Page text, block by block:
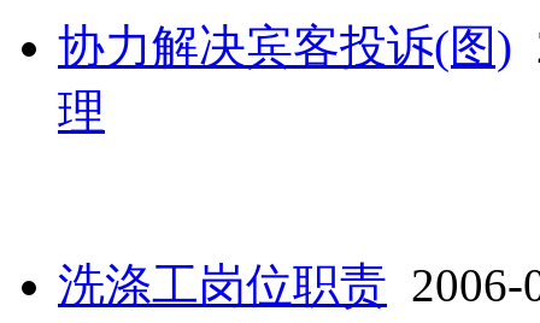
协力解决宾客投诉(图)
理
洗涤工岗位职责 2006-